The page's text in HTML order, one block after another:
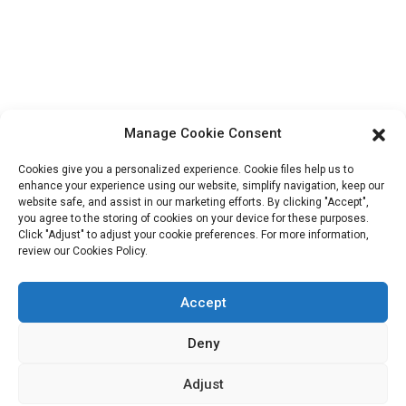
HuiZhou, 516157, Chine
fannie@hzdlpack.com
+86 13410678885
Bulletins D'information
Manage Cookie Consent
Cookies give you a personalized experience. Cookie files help us to
enhance your experience using our website, simplify navigation, keep our
website safe, and assist in our marketing efforts. By clicking "Accept",
you agree to the storing of cookies on your device for these purposes.
Click "Adjust" to adjust your cookie preferences. For more information,
review our Cookies Policy.
Accept
Deny
Adjust